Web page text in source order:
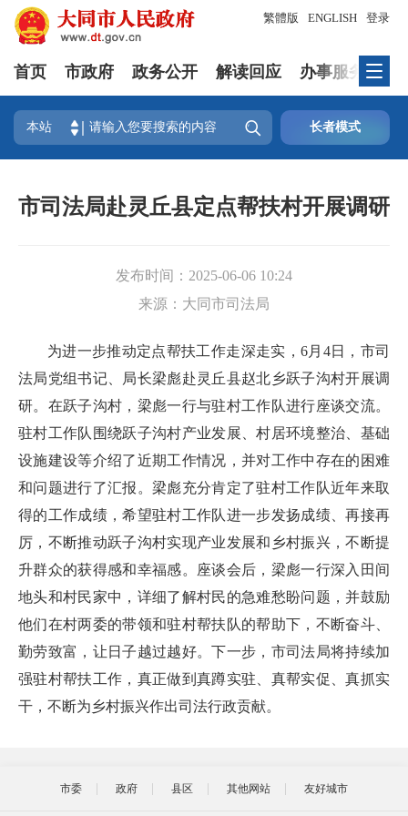
登录
繁體版 ENGLISH
首页 市政府 政务公开 解读回应 办事服务
本站  长者模式
市司法局赴灵丘县定点帮扶村开展调研
发布时间： 2025-06-06 10:24
来源： 大同市司法局
为进一步推动定点帮扶工作走深走实，6月4日，市司
法局党组书记、局长梁彪赴灵丘县赵北乡跃子沟村开展调
研。在跃子沟村，梁彪一行与驻村工作队进行座谈交流。
驻村工作队围绕跃子沟村产业发展、村居环境整治、基础
设施建设等介绍了近期工作情况，并对工作中存在的困难
和问题进行了汇报。梁彪充分肯定了驻村工作队近年来取
得的工作成绩，希望驻村工作队进一步发扬成绩、再接再
厉，不断推动跃子沟村实现产业发展和乡村振兴，不断提
升群众的获得感和幸福感。座谈会后，梁彪一行深入田间
地头和村民家中，详细了解村民的急难愁盼问题，并鼓励
他们在村两委的带领和驻村帮扶队的帮助下，不断奋斗、
勤劳致富，让日子越过越好。下一步，市司法局将持续加
强驻村帮扶工作，真正做到真蹲实驻、真帮实促、真抓实
干，不断为乡村振兴作出司法行政贡献。
市委 政府 县区 其他网站 友好城市